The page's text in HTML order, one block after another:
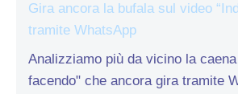
Gira ancora la bufala sul video
tramite WhatsApp
Analizziamo più da vicino la
facendo" che ancora gira tramite